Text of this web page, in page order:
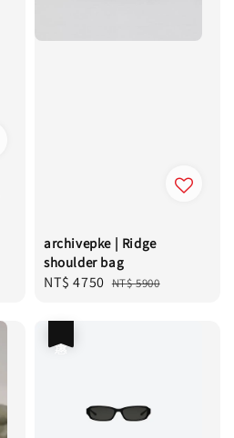
archivepke | Ridge
shoulder bag
Sale
NT$ 4750 Regular
NT$ 5900